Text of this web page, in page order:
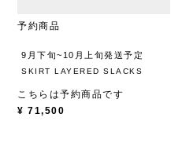
予約商品
9月下旬~10月上旬発送予定
SKIRT LAYERED SLACKS
こちらは予約商品です
¥ 71,500